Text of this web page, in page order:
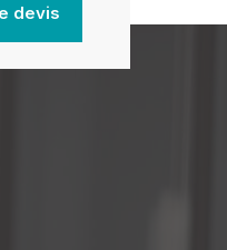
devis